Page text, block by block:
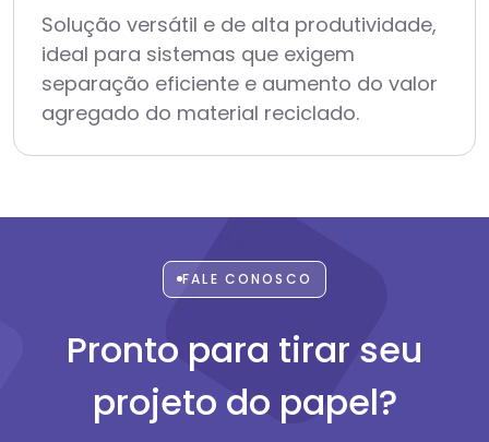
Solução versátil e de alta produtividade,
ideal para sistemas que exigem
separação eficiente e aumento do valor
agregado do material reciclado.
FALE CONOSCO
Pronto para tirar seu
projeto do papel?